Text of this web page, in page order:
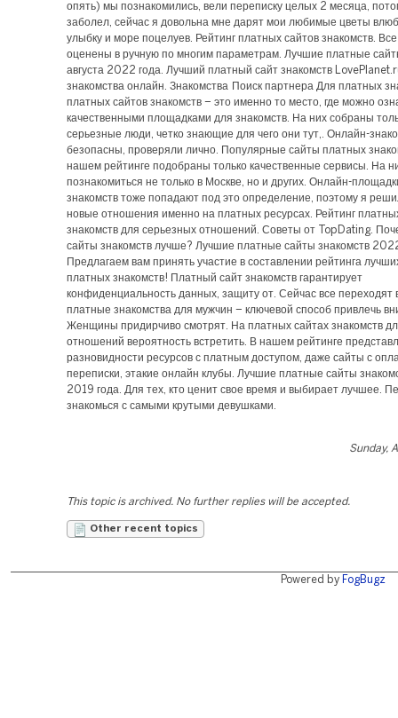
опять) мы познакомились, вели переписку целых 2 месяца,
заболел, сейчас я довольна мне дарят мои любимые цветы
улыбку и море поцелуев. Рейтинг платных сайтов знакомств.
оценены в ручную по многим параметрам. Лучшие платные
августа 2022 года. Лучший платный сайт знакомств
знакомства онлайн. Знакомства Поиск партнера Для платных
платных сайтов знакомств – это именно то место, где можно
качественными площадками для знакомств. На них собраны
серьезные люди, четко знающие для чего они тут,. Онлайн-
безопасны, проверяли лично. Популярные сайты платных
нашем рейтинге подобраны только качественные сервисы. На
познакомиться не только в Москве, но и других. Онлайн-
знакомств тоже попадают под это определение, поэтому я
новые отношения именно на платных ресурсах. Рейтинг
знакомств для серьезных отношений. Советы от TopDating.
сайты знакомств лучше? Лучшие платные сайты знакомств
Предлагаем вам принять участие в составлении рейтинга
платных знакомств! Платный сайт знакомств гарантирует
конфиденциальность данных, защиту от. Сейчас все переходят
платные знакомства для мужчин – ключевой способ привлечь
Женщины придирчиво смотрят. На платных сайтах знакомств
отношений вероятность встретить. В нашем рейтинге
разновидности ресурсов с платным доступом, даже сайты с
переписки, этакие онлайн клубы. Лучшие платные сайты
2019 года. Для тех, кто ценит свое время и выбирает лучшее.
знакомься с самыми крутыми девушками.
Sunday,
This topic is archived. No further replies will be accepted.
Other recent topics
Powered by FogBugz